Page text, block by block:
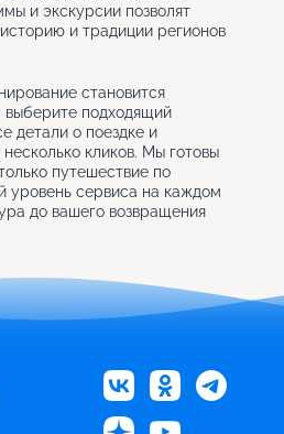
и экскурсии позволят
и традиции регионов
становится
подходящий
детали о поездке и
кликов. Мы готовы
путешествие по
уровень сервиса на каждом
до вашего возвращения